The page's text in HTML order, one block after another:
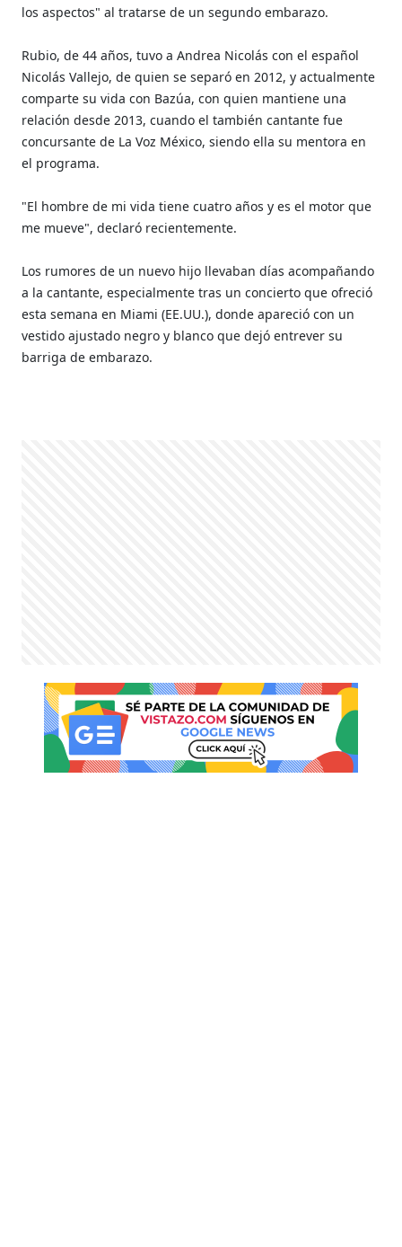
los aspectos" al tratarse de un segundo embarazo.
Rubio, de 44 años, tuvo a Andrea Nicolás con el español
Nicolás Vallejo, de quien se separó en 2012, y actualmente
comparte su vida con Bazúa, con quien mantiene una
relación desde 2013, cuando el también cantante fue
concursante de La Voz México, siendo ella su mentora en
el programa.
"El hombre de mi vida tiene cuatro años y es el motor que
me mueve", declaró recientemente.
Los rumores de un nuevo hijo llevaban días acompañando
a la cantante, especialmente tras un concierto que ofreció
esta semana en Miami (EE.UU.), donde apareció con un
vestido ajustado negro y blanco que dejó entrever su
barriga de embarazo.